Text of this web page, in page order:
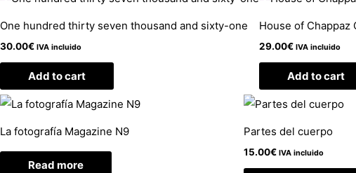
One hundred thirty seven thousand and sixty-one
30.00€ IVA incluido
Add to cart
House of
29.00€ IVA incluido
Add to cart
La fotografía Magazine N9
Read more
Partes del cuerpo
15.00€ IVA incluido